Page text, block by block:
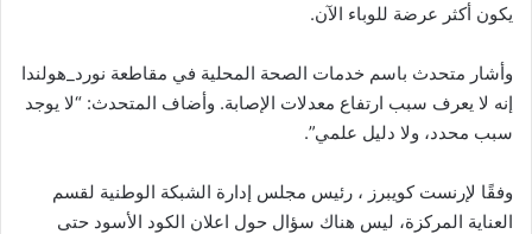
يكون أكثر عرضة للوباء الآن.
وأشار متحدث باسم خدمات الصحة المحلية في مقاطعة نورد_هولندا
إنه لا يعرف سبب ارتفاع معدلات الإصابة. وأضاف المتحدث: “لا يوجد
سبب محدد، ولا دليل علمي”.
وفقًا لإرنست كويبرز ، رئيس مجلس إدارة الشبكة الوطنية لقسم
العناية المركزة، ليس هناك سؤال حول اعلان الكود الأسود حتى